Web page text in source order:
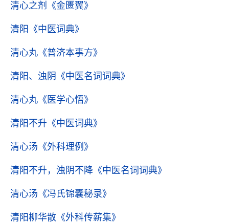
清心之剂 《金匮翼》
清阳 《中医词典》
清心丸 《普济本事方》
清阳、浊阴 《中医名词词典》
清心丸 《医学心悟》
清阳不升 《中医词典》
清心汤 《外科理例》
清阳不升，浊阴不降 《中医名词词典》
清心汤 《冯氏锦囊秘录》
清阳柳华散 《外科传薪集》